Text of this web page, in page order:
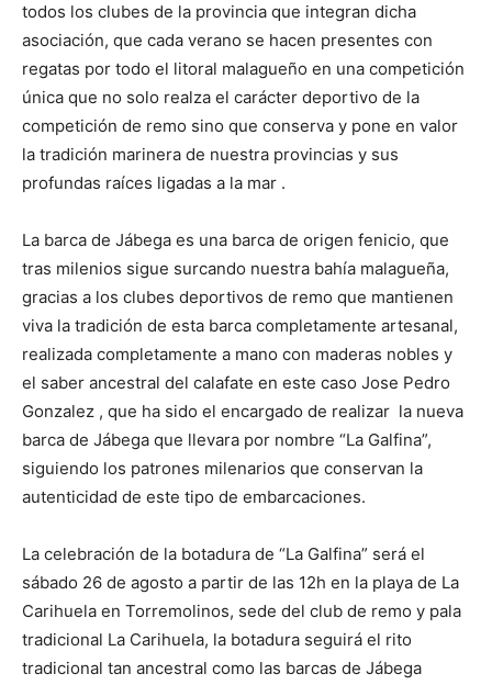
todos los clubes de la provincia que integran dicha
asociación, que cada verano se hacen presentes con
regatas por todo el litoral malagueño en una competición
única que no solo realza el carácter deportivo de la
competición de remo sino que conserva y pone en valor
la tradición marinera de nuestra provincias y sus
profundas raíces ligadas a la mar .
La barca de Jábega es una barca de origen fenicio, que
tras milenios sigue surcando nuestra bahía malagueña,
gracias a los clubes deportivos de remo que mantienen
viva la tradición de esta barca completamente artesanal,
realizada completamente a mano con maderas nobles y
el saber ancestral del calafate en este caso Jose Pedro
Gonzalez , que ha sido el encargado de realizar la nueva
barca de Jábega que llevara por nombre “La Galfina”,
siguiendo los patrones milenarios que conservan la
autenticidad de este tipo de embarcaciones.
La celebración de la botadura de “La Galfina” será el
sábado 26 de agosto a partir de las 12h en la playa de La
Carihuela en Torremolinos, sede del club de remo y pala
tradicional La Carihuela, la botadura seguirá el rito
tradicional tan ancestral como las barcas de Jábega